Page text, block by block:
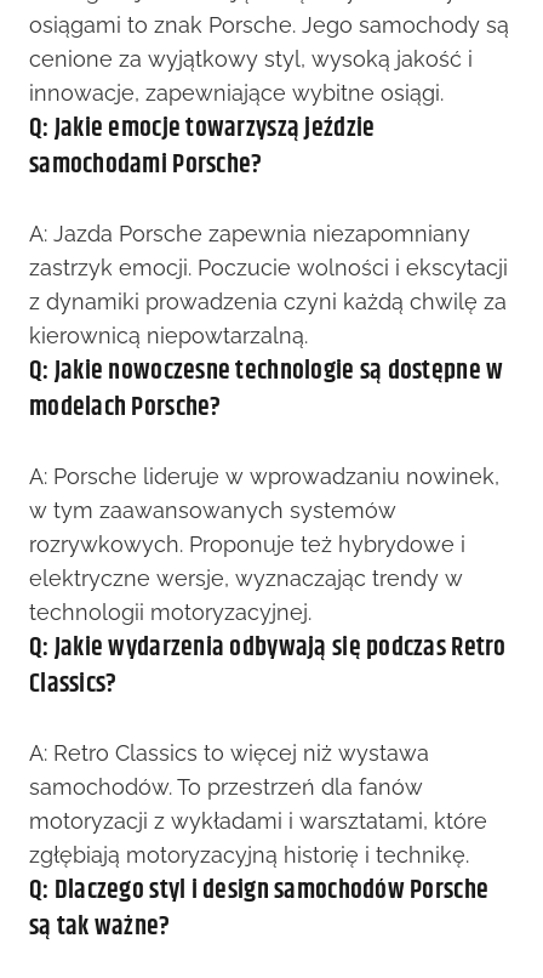
osiągami to znak Porsche. Jego samochody są
cenione za wyjątkowy styl, wysoką jakość i
innowacje, zapewniające wybitne osiągi.
Q: Jakie emocje towarzyszą jeździe
samochodami Porsche?
A: Jazda Porsche zapewnia niezapomniany
zastrzyk emocji. Poczucie wolności i ekscytacji
z dynamiki prowadzenia czyni każdą chwilę za
kierownicą niepowtarzalną.
Q: Jakie nowoczesne technologie są dostępne w
modelach Porsche?
A: Porsche lideruje w wprowadzaniu nowinek,
w tym zaawansowanych systemów
rozrywkowych. Proponuje też hybrydowe i
elektryczne wersje, wyznaczając trendy w
technologii motoryzacyjnej.
Q: Jakie wydarzenia odbywają się podczas Retro
Classics?
A: Retro Classics to więcej niż wystawa
samochodów. To przestrzeń dla fanów
motoryzacji z wykładami i warsztatami, które
zgłębiają motoryzacyjną historię i technikę.
Q: Dlaczego styl i design samochodów Porsche
są tak ważne?